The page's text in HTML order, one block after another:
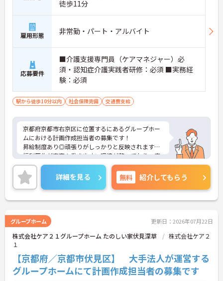
徒歩11分
雇用形態 非常勤・パート・アルバイト
応募要件
■介護支援専門員（ケアマネジャー）必
須・認知症介護実践者研修：必須 ■実務経
験：必須
駅から徒歩10分以内 社会保険完備 交通費支給
京都府京都市右京区に位置するにあるグループホー
ムにおける計画作成担当者の募集です！
昇給制度あり◎頑張りがしっかりと反映されます！
福利厚生が充実！働きやすい環境が整っており、安
心して長くご勤務いただけます。
ご興味のある方には、面接対策ポイントなど、さら
に詳細をお話しいたしますのでお気軽にご相談くだ
さい！
詳細を見る 無料 紹介してもらう
グループホーム 更新日：2026年07月22日
株式会社ケア２１グループホーム たのしい家伏見深草
株式会社ケア２
１
【京都府／京都市伏見区】 大手法人が運営する
グループホームにて計画作成担当者の募集です